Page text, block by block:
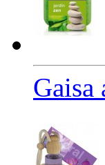
Gaisa